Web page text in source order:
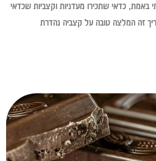
באמת, כדאי שתכירו מעדניות וקצביות שכדאי
זה המלצה טובה על קצביה נהדרת